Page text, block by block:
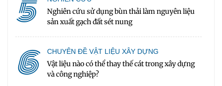
5
Nghiên cứu sử dụng bùn thải làm nguyên liệu
sản xuất gạch đất sét nung
6 CHUYÊN ĐỀ VẬT LIỆU XÂY DỰNG
Vật liệu nào có thể thay thế cát trong xây dựng
và công nghiệp?